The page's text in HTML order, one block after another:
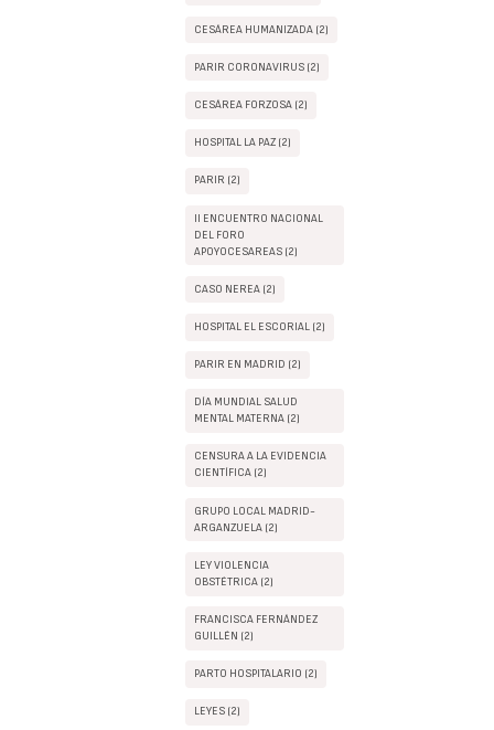
CESÁREA HUMANIZADA (2)
PARIR CORONAVIRUS (2)
CESÁREA FORZOSA (2)
HOSPITAL LA PAZ (2)
PARIR (2)
II ENCUENTRO NACIONAL
DEL FORO
APOYOCESAREAS (2)
CASO NEREA (2)
HOSPITAL EL ESCORIAL (2)
PARIR EN MADRID (2)
DÍA MUNDIAL SALUD
MENTAL MATERNA (2)
CENSURA A LA EVIDENCIA
CIENTÍFICA (2)
GRUPO LOCAL MADRID-
ARGANZUELA (2)
LEY VIOLENCIA
OBSTÉTRICA (2)
FRANCISCA FERNÁNDEZ
GUILLÉN (2)
PARTO HOSPITALARIO (2)
LEYES (2)